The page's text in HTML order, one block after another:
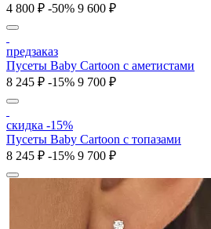
4 800 ₽ -50% 9 600 ₽
предзаказ
Пусеты Baby Cartoon с аметистами
8 245 ₽ -15% 9 700 ₽
скидка -15%
Пусеты Baby Cartoon с топазами
8 245 ₽ -15% 9 700 ₽